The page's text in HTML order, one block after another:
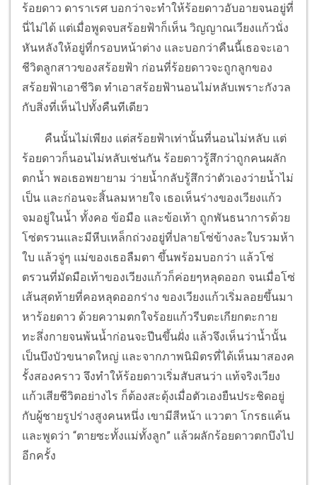
ร้อยดาว ดาราเรศ บอกว่าจะทำให้ร้อยดาวอับอายจนอยู่ที่
นี่ไม่ได้ แต่เมื่อพูดจบสร้อยฟ้าก็เห็น วิญญาณเวียงแก้วนั่ง
หันหลังให้อยู่ที่กรอบหน้าต่าง และบอกว่าคืนนี้เธอจะเอา
ชีวิตลูกสาวของสร้อยฟ้า ก่อนที่ร้อยดาวจะถูกลูกของ
สร้อยฟ้าเอาชีวิต ทำเอาสร้อยฟ้านอนไม่หลับเพราะกังวล
กับสิ่งที่เห็นไปทั้งคืนทีเดียว
คืนนั้นไม่เพียง แต่สร้อยฟ้าเท่านั้นที่นอนไม่หลับ แต่
ร้อยดาวก็นอนไม่หลับเช่นกัน ร้อยดาวรู้สึกว่าถูกคนผลัก
ตกน้ำ พอเธอพยายาม ว่ายน้ำกลับรู้สึกว่าตัวเองว่ายน้ำไม่
เป็น และก่อนจะสิ้นลมหายใจ เธอเห็นร่างของเวียงแก้ว
จมอยู่ในน้ำ ทั้งคอ ข้อมือ และข้อเท้า ถูกพันธนาการด้วย
โซ่ตรวนและมีหีบเหล็กถ่วงอยู่ที่ปลายโซ่ข้างละใบรวมห้า
ใบ แล้วจู่ๆ แม่ของเธอลืมตา ขึ้นพร้อมบอกว่า แล้วโซ่
ตรวนที่มัดมือเท้าของเวียงแก้วก็ค่อยๆหลุดออก จนเมื่อโซ่
เส้นสุดท้ายที่คอหลุดออกร่าง ของเวียงแก้วเริ่มลอยขึ้นมา
หาร้อยดาว ด้วยความตกใจร้อยแก้วรีบตะเกียกตะกาย
ทะลึ่งกายจนพ้นน้ำก่อนจะปีนขึ้นฝั่ง แล้วจึงเห็นว่าน้ำนั้น
เป็นบึงบัวขนาดใหญ่ และจากภาพนิมิตรที่ได้เห็นมาสองค
รั้งสองคราว จึงทำให้ร้อยดาวเริ่มสับสนว่า แท้จริงเวียง
แก้วเสียชีวิตอย่างไร ก็ต้องสะดุ้งเมื่อตัวเองยืนประชิดอยู่
กับผู้ชายรูปร่างสูงคนหนึ่ง เขามีสีหน้า แววตา โกรธแค้น
และพูดว่า “ตายซะทั้งแม่ทั้งลูก” แล้วผลักร้อยดาวตกบึงไป
อีกครั้ง